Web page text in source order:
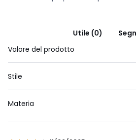
Utile (0)
Valore del prodotto
Stile
Materia